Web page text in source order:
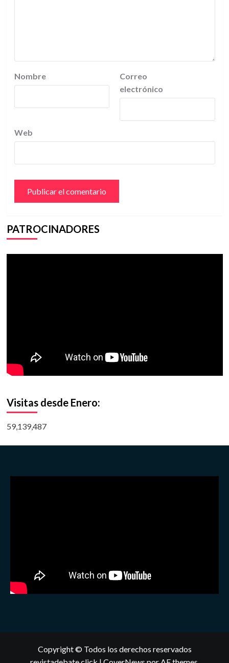
Nombre
Correo
electrónico
Web
PATROCINADORES
Visitas desde Enero:
59,139,487
Copyright © Todos los derechos reservados